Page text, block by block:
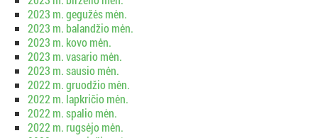
2023 m. gegužės mėn.
2023 m. balandžio mėn.
2023 m. kovo mėn.
2023 m. vasario mėn.
2023 m. sausio mėn.
2022 m. gruodžio mėn.
2022 m. lapkričio mėn.
2022 m. spalio mėn.
2022 m. rugsėjo mėn.